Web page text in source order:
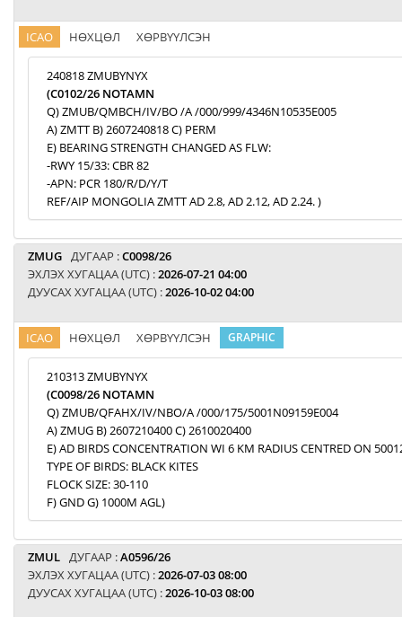
ICAO НӨХЦӨЛ ХӨРВҮҮЛСЭН
240818 ZMUBYNYX
(C0102/26 NOTAMN
Q) ZMUB/QMBCH/IV/BO /A /000/999/4346N10535E005
A) ZMTT B) 2607240818 C) PERM
E) BEARING STRENGTH CHANGED AS FLW:
-RWY 15/33: CBR 82
-APN: PCR 180/R/D/Y/T
REF/AIP MONGOLIA ZMTT AD 2.8, AD 2.12, AD 2.24. )
ZMUG ДУГААР :C0098/26
ЭХЛЭХ ХУГАЦАА (UTC) :2026-07-21 04:00
ДУУСАХ ХУГАЦАА (UTC) :2026-10-02 04:00
ICAO НӨХЦӨЛ ХӨРВҮҮЛСЭН GRAPHIC
210313 ZMUBYNYX
(C0098/26 NOTAMN
Q) ZMUB/QFAHX/IV/NBO/A /000/175/5001N09159E004
A) ZMUG B) 2607210400 C) 2610020400
E) AD BIRDS CONCENTRATION WI 6 KM RADIUS CENTRED ON
TYPE OF BIRDS: BLACK KITES
FLOCK SIZE: 30-110
F) GND G) 1000M AGL)
ZMUL ДУГААР :A0596/26
ЭХЛЭХ ХУГАЦАА (UTC) :2026-07-03 08:00
ДУУСАХ ХУГАЦАА (UTC) :2026-10-03 08:00